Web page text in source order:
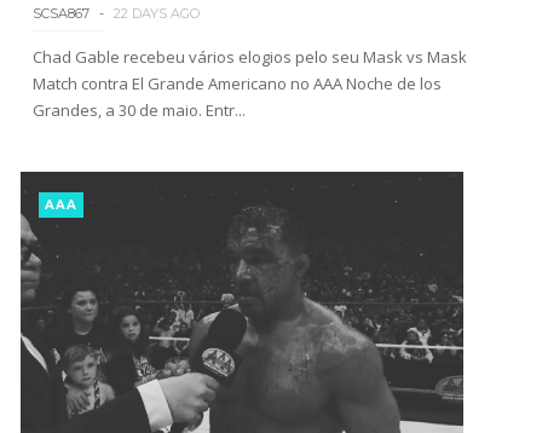
TNA iMPACT Wrestling 30 July 2026
Unknown-Jul 31 2026
AEW Dynamite 29JUL26
Unknown
WWE NXT 28 JULY 2026
Unknown-Jul 29 2026
SCSA867 22 DAYS AGO
Chad Gable recebeu vários elogios pelo seu Mask vs Mask
Match contra El Grande Americano no AAA Noche de los
Grandes, a 30 de maio. Entr...
AAA